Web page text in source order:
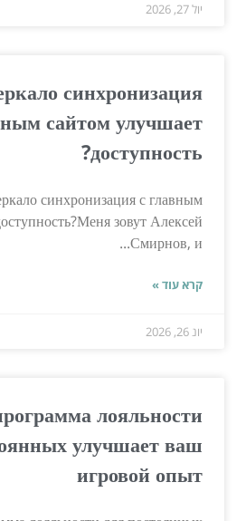
יול 27, 2026
синхронизация
сайтом улучшает
доступность?
синхронизация с главным
зовут Алексей
Смирнов, и...
קרא עוד »
יונ 26, 2026
лояльности
улучшает ваш
игровой опыт